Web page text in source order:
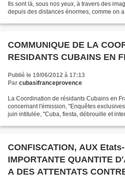
Ils sont là, sous nos yeux, à travers des
depuis des distances énormes, comme on
COMMUNIQUE DE LA
RESIDANTS CUBAINS EN
Publié le 19/06/2012 à 17:13
Par cubasifranceprovence
La Coordination de résidants Cubains en
concernant l'émission, "Enquêtes
juin intitulée, "Cuba, fiesta, débrouille et
CONFISCATION, AUX
IMPORTANTE QUANTITE
A DES ATTENTATS